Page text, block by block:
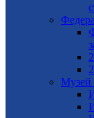
Музей